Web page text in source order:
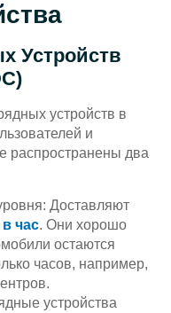
Устройств
устройств в
и
распространены два
Доставляют
час. Они хорошо
остаются
часов, например,
устройства